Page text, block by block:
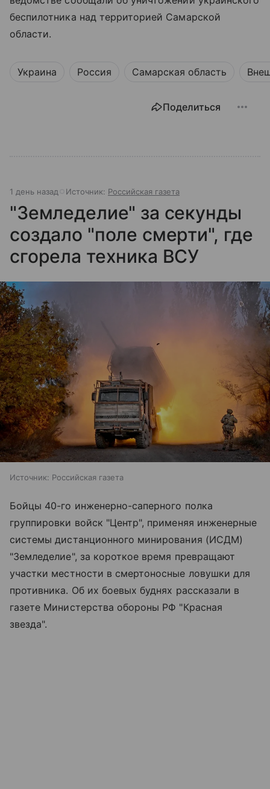
беспилотника над территорией Самарской
области.
Украина Россия Самарская область
Поделиться
1 день назад Источник: Российская газета
"Земледелие" за секунды
создало "поле смерти", где
сгорела техника ВСУ
Источник: Российская газета
Бойцы 40-го инженерно-саперного полка
группировки войск "Центр", применяя инженерные
системы дистанционного минирования (ИСДМ)
"Земледелие", за короткое время превращают
участки местности в смертоносные ловушки для
противника. Об их боевых буднях рассказали в
газете Министерства обороны РФ "Красная
звезда".